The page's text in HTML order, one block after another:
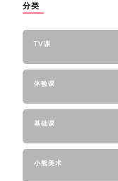
分类
TV课
体验课
基础课
小熊美术